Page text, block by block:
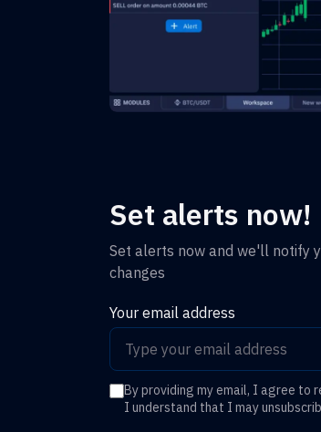
Set alerts now!
Set alerts now and we'll notify
changes
Your email address
By providing my email, I agree to
I understand that I may